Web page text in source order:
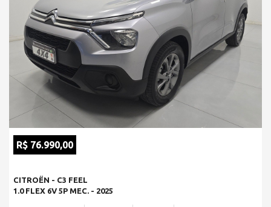
R$ 76.990,00
CITROËN - C3 FEEL
1.0 FLEX 6V 5P MEC. - 2025